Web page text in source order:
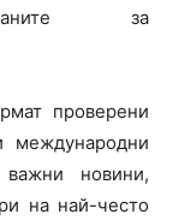
за
проверени
международни
новини,
на най-често